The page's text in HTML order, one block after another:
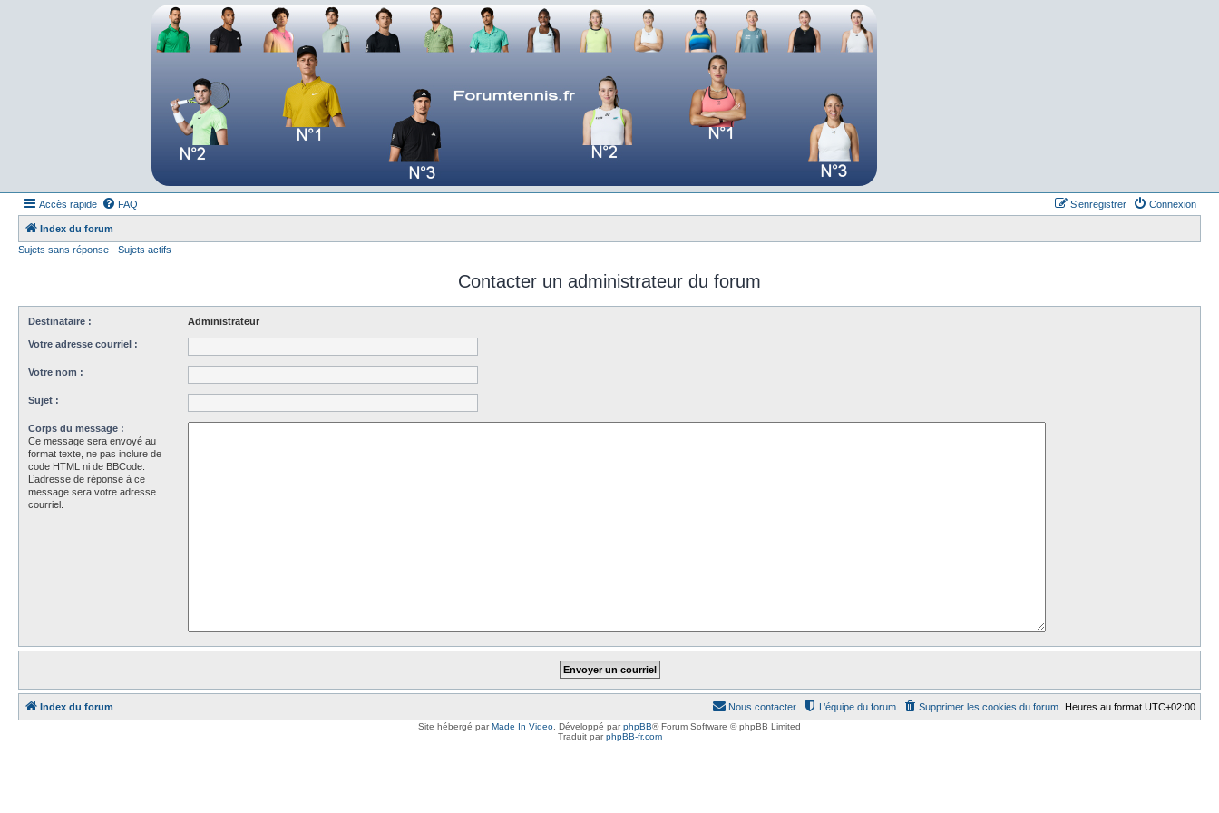
Le forum des passionnés de tennis
Accès rapide FAQ Connexion
S’enregistrer
Index du forum
Sujets sans réponse
Sujets actifs
Contacter un administrateur du forum
Destinataire : Administrateur
Votre adresse courriel :
Votre nom :
Sujet :
Corps du message :
Ce message sera envoyé au
format texte, ne pas inclure de
code HTML ni de BBCode.
L’adresse de réponse à ce
message sera votre adresse
courriel.
Index du forum Heures au format UTC+02:00
Supprimer les cookies du forum
L’équipe du forum
Nous contacter
Site hébergé parMade In Video Développé parphpBB® Forum Software © phpBB Limited
Traduit parphpBB-fr.com